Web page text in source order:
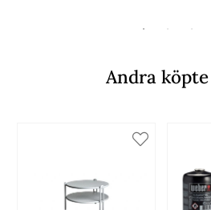
Andra